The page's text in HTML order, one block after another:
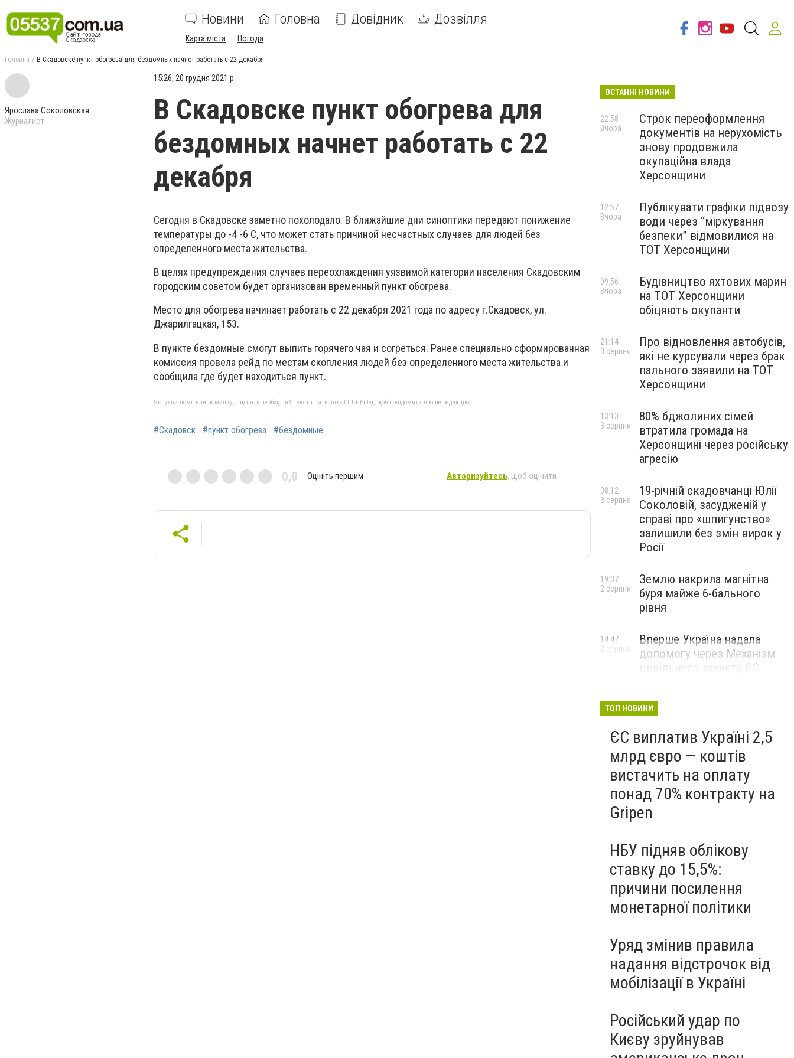
Новини Головна Довідник Дозвілля
Карта міста Погода
Головна В Скадовске пункт обогрева для бездомных начнет работать с 22 декабря
Ярослава Соколовская
Журналист
15:26, 20 грудня 2021 р.
В Скадовске пункт обогрева для
бездомных начнет работать с 22
декабря
Сегодня в Скадовске заметно похолодало. В ближайшие дни синоптики передают понижение
температуры до -4 -6 С, что может стать причиной несчастных случаев для людей без
определенного места жительства.
В целях предупреждения случаев переохлаждения уязвимой категории населения Скадовским
городским советом будет организован временный пункт обогрева.
Место для обогрева начинает работать с 22 декабря 2021 года по адресу г.Скадовск, ул.
Джарилгацкая, 153.
В пункте бездомные смогут выпить горячего чая и согреться. Ранее специально сформированная
комиссия провела рейд по местам скопления людей без определенного места жительства и
сообщила где будет находиться пункт.
Якщо ви помітили помилку, виділіть необхідний текст і натисніть Ctrl + Enter, щоб повідомити про це редакцію
#Скадовск #пункт обогрева #бездомные
0,0 Оцініть першим Авторизуйтесь, щоб оцінити
ОСТАННІ НОВИНИ
Строк переоформлення
документів на нерухомість
знову продовжила
окупаційна влада
Херсонщини
22:58
Вчора
Публікувати графіки підвозу
води через “міркування
безпеки” відмовилися на
ТОТ Херсонщини
12:57
Вчора
Будівництво яхтових марин
на ТОТ Херсонщини
обіцяють окупанти
09:56
Вчора
Про відновлення автобусів,
які не курсували через брак
пального заявили на ТОТ
Херсонщини
21:14
3 серпня
80% бджолиних сімей
втратила громада на
Херсонщині через російську
агресію
13:13
3 серпня
19-річній скадовчанці Юлії
Соколовій, засудженій у
справі про «шпигунство»
залишили без змін вирок у
Росії
08:12
3 серпня
Землю накрила магнітна
буря майже 6-бального
рівня
19:37
2 серпня
Вперше Україна надала
допомогу через Механізм
цивільного захисту ЄС
14:47
2 серпня
ТОП НОВИНИ
ЄС виплатив Україні 2,5
млрд євро — коштів
вистачить на оплату
понад 70% контракту на
Gripen
НБУ підняв облікову
ставку до 15,5%:
причини посилення
монетарної політики
Уряд змінив правила
надання відстрочок від
мобілізації в Україні
Російський удар по
Києву зруйнував